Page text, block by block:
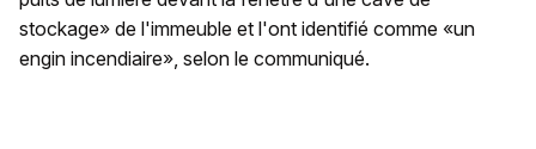
stockage» de l'immeuble et l'ont identifié comme «un
engin incendiaire», selon le communiqué.